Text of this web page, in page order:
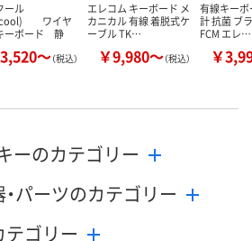
ール
ワイヤ
ーボード 静
～（税込）
エレコム キーボード メ
カニカル 有線 着脱式ケ
ーブル TK…
￥9,980～（税込）
有線キー
計 抗菌 ブ
FCM エレ…
￥
ーのカテゴリー
パーツのカテゴリー
ゴリー